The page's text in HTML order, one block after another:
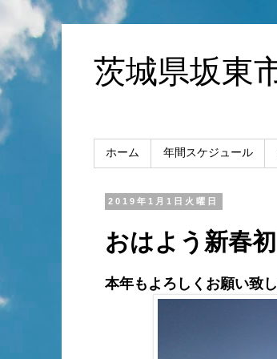
茨城県坂東
ホーム 年間スケジュール
2019年1月1日火曜日
おはよう新春
本年もよろしくお願い致し